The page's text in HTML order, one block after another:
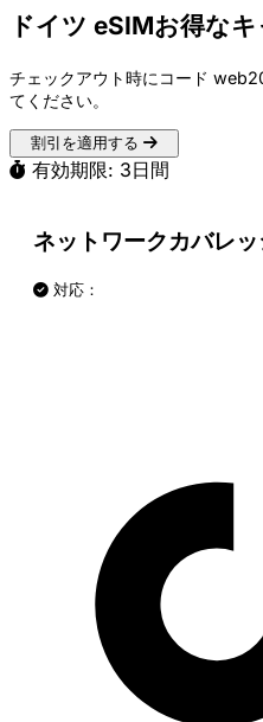
ドイツ eSIMお得な
チェックアウト時にコード
てください。
割引を適用する
有効期限: 3日間
ネットワークカバレ
対応：